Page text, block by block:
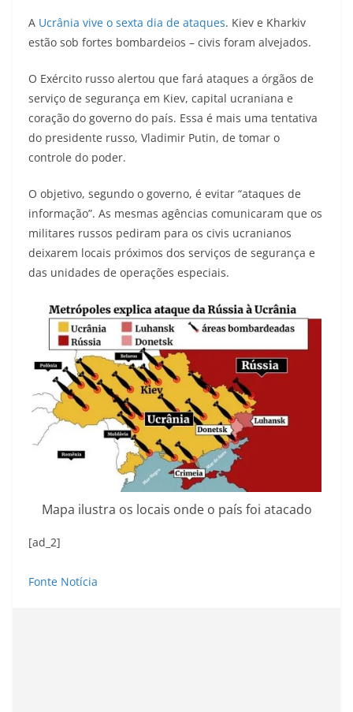
A Ucrânia vive o sexta dia de ataques. Kiev e Kharkiv
estão sob fortes bombardeios – civis foram alvejados.
O Exército russo alertou que fará ataques a órgãos de
serviço de segurança em Kiev, capital ucraniana e
coração do governo do país. Essa é mais uma tentativa
do presidente russo, Vladimir Putin, de tomar o
controle do poder.
O objetivo, segundo o governo, é evitar “ataques de
informação”. As mesmas agências comunicaram que os
militares russos pediram para os civis ucranianos
deixarem locais próximos dos serviços de segurança e
das unidades de operações especiais.
Mapa ilustra os locais onde o país foi atacado
[ad_2]
Fonte Notícia